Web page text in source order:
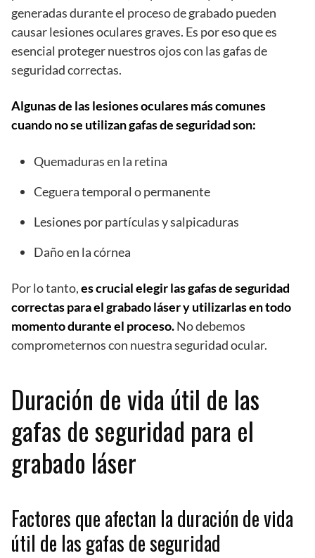
generadas durante el proceso de grabado pueden
causar lesiones oculares graves. Es por eso que es
esencial proteger nuestros ojos con las gafas de
seguridad correctas.
Algunas de las lesiones oculares más comunes
cuando no se utilizan gafas de seguridad son:
Quemaduras en la retina
Ceguera temporal o permanente
Lesiones por partículas y salpicaduras
Daño en la córnea
Por lo tanto,es crucial elegir las gafas de seguridad
correctas para el grabado láser y utilizarlas en todo
momento durante el proceso.No debemos
comprometernos con nuestra seguridad ocular.
Duración de vida útil de las
gafas de seguridad para el
grabado láser
Factores que afectan la duración de vida
útil de las gafas de seguridad